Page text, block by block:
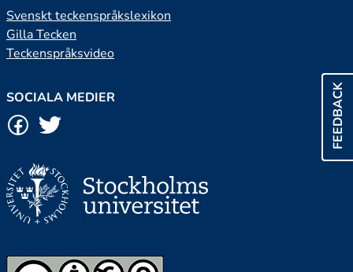
FEEDBACK
Svenskt teckenspråkslexikon
Gilla Tecken
Teckenspråksvideo
SOCIALA MEDIER